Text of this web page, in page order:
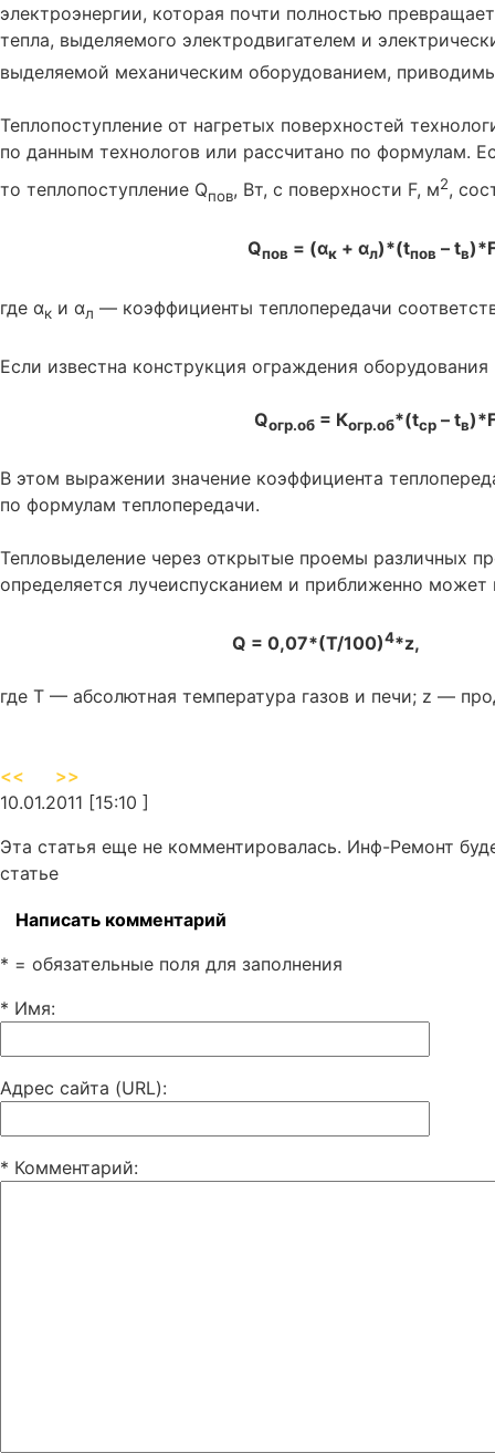
электроэнергии, которая почти полностью
тепла, выделяемого электродвигателем и
выделяемой механическим оборудованием,
Теплопоступление от нагретых поверхностей
по данным технологов или рассчитано по формулам.
то теплопоступление Qпов, Вт, с поверхности F, м2,
Qпов = (αк + αл)*(tпов – tв
где αк и αл — коэффициенты теплопередачи
Если известна конструкция ограждения
Qогр.об = Когр.об*(tср – tв
В этом выражении значение коэффициента
по формулам теплопередачи.
Тепловыделение через открытые проемы различных
определяется лучеиспусканием и приближенно может
Q = 0,07*(T/100)4*z,
где T — абсолютная температура газов и печи; z —
<<
>>
10.01.2011 [15:10 ]
Эта статья еще не комментировалась. Инф-Ремонт
статье
Написать комментарий
* = обязательные поля для заполнения
* Имя:
Адрес сайта (URL):
* Комментарий: